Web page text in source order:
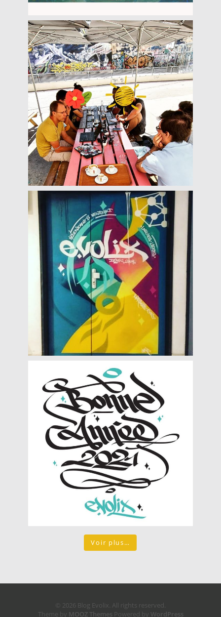
Voir plus…
© 2026 Blog Evolix. All rights reserved.
Theme by MOOZ Themes Powered by WordPress